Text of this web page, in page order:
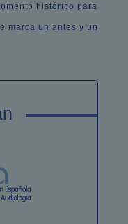
histórico para
marca un antes y un